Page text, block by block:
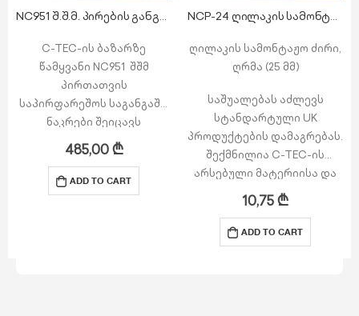
NC951 შ.შ.მ. პირების განგაშის სისტემა 1 ზონიანი (კომპლექტი)
C-TEC-ის ბაზარზე
წამყვანი NC951 შშმ
პირთათვის
საპირფარეშოს საგანგაშო
ნაკრები შეიცავს
ყველაფერს, რაც
გჭირდებათ BS8300
სტანდარტის პუნქტის
შესაბამისისად..
485,00₾
ADD TO CART
NCP-24 ღილაკის სამონტაჟო ძირი
ღილაკის სამონტაჟო ძირი,
ღრმა (25 მმ)
საშუალებას აძლევს
სტანდარტული UK
პროდუქტების დამაგრებას.
შექმნილია C-TEC-ის
არსებული მატერიისა და
ფერთა შესაბამისად.
მდგრადი და გამძლე
კონსტრუქცია.
შესაძლებელია პირდაპირ
10,75₾
ADD TO CART